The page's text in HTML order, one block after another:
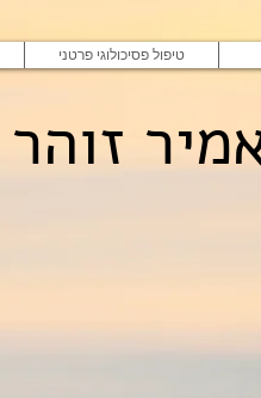
טיפול פסיכולוגי פרטני
זוהר